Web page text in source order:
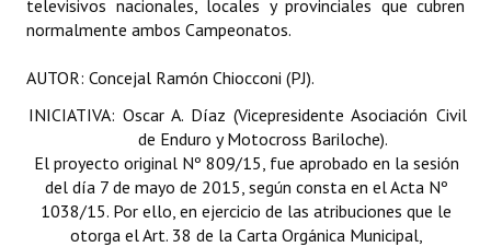
Datos Históricos
Mujeres que Dejaron Huellas - Registro
Periodistas Decanos - Registro
Ciudadano Ilustre - Registro
televisivos nacionales, locales y provinciales que cubren
normalmente ambos Campeonatos.
AUTOR: Concejal Ramón Chiocconi (PJ).
INICIATIVA: Oscar A. Díaz (Vicepresidente Asociación Civil
de Enduro y Motocross Bariloche).
El proyecto original Nº 809/15, fue aprobado en la sesión
del día 7 de mayo de 2015, según consta en el Acta Nº
1038/15. Por ello, en ejercicio de las atribuciones que le
otorga el Art. 38 de la Carta Orgánica Municipal,